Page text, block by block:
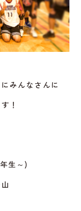
みんなさんに
！
生～)